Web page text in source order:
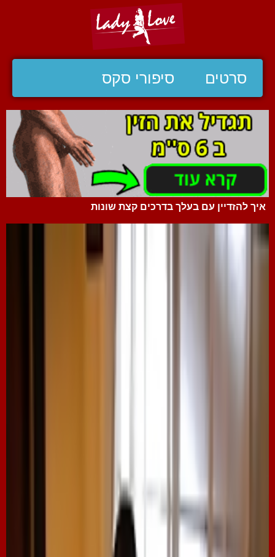
סרטים סיפורי סקס
איך להזדיין עם בעלך בדרכים קצת שונות